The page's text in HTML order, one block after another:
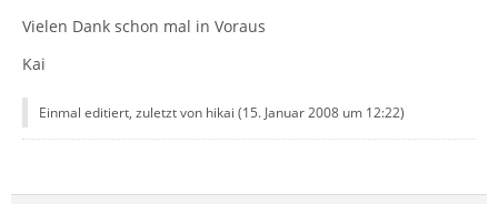
Vielen Dank schon mal in Voraus
Kai
Einmal editiert, zuletzt von hikai (15. Januar 2008 um 12:22)